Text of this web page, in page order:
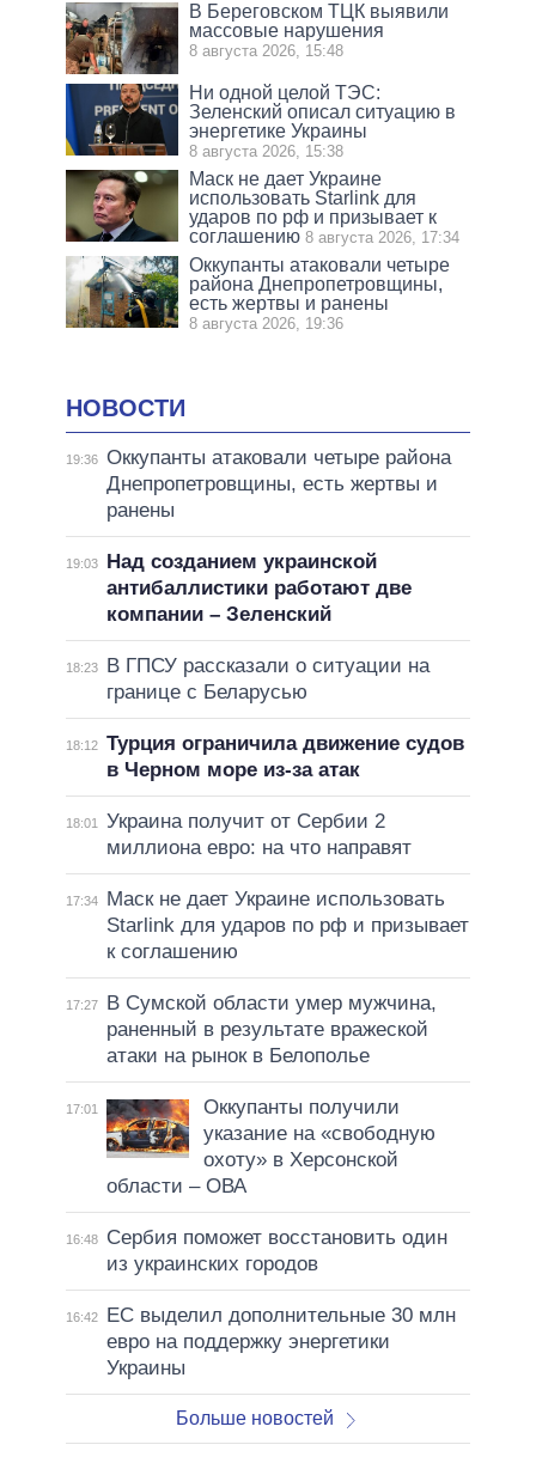
В Береговском ТЦК выявили
массовые нарушения
8 августа 2026, 15:48
Ни одной целой ТЭС:
Зеленский описал ситуацию в
энергетике Украины
8 августа 2026, 15:38
Маск не дает Украине
использовать Starlink для
ударов по рф и призывает к
соглашению 8 августа 2026, 17:34
Оккупанты атаковали четыре
района Днепропетровщины,
есть жертвы и ранены
8 августа 2026, 19:36
НОВОСТИ
19:36 Оккупанты атаковали четыре района
Днепропетровщины, есть жертвы и
ранены
19:03
Над созданием украинской
антибаллистики работают две
компании – Зеленский
18:23
В ГПСУ рассказали о ситуации на
границе с Беларусью
18:12 Турция ограничила движение судов
в Черном море из-за атак
18:01
Украина получит от Сербии 2
миллиона евро: на что направят
17:34
Маск не дает Украине использовать
Starlink для ударов по рф и призывает
к соглашению
17:27
В Сумской области умер мужчина,
раненный в результате вражеской
атаки на рынок в Белополье
17:01
Оккупанты получили
указание на «свободную
охоту» в Херсонской
области – ОВА
16:48
Сербия поможет восстановить один
из украинских городов
16:42
ЕС выделил дополнительные 30 млн
евро на поддержку энергетики
Украины
Больше новостей